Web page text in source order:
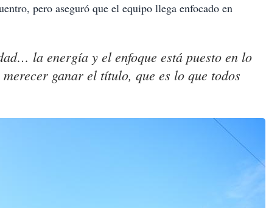
pero aseguró que el equipo llega enfocado en
la energía y el enfoque está puesto en lo
ganar el título, que es lo que todos